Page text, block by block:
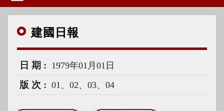
建國 日報
日期 1979年01月01日
版次 01、02、03、04